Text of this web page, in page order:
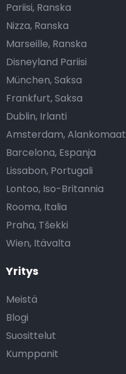
Yritys
Meistä
Blogi
Suosittelut
Kumppanit
Pariisi, Ranska
Nizza, Ranska
Marseille, Ranska
Disneyland Pariisi
München, Saksa
Frankfurt, Saksa
Dublin, Irlanti
Amsterdam, Alankomaat
Barcelona, Espanja
Lissabon, Portugali
Lontoo, Iso-Britannia
Rooma, Italia
Praha, Tšekki
Wien, Itävalta